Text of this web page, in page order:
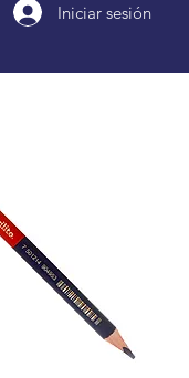
Iniciar sesión